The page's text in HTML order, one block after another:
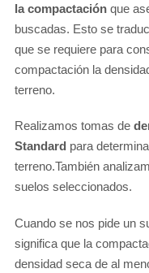
la compactación que
buscadas. Esto se
que se requiere para
compactación la
terreno.
Realizamos tomas de
Standard para
terreno.También
suelos seleccionados.
Cuando se nos pide un
significa que la
densidad seca de al